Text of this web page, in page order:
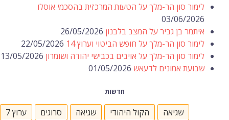
לימור סון הר-מלך על הטעות המרכזית בהסכמי אוסלו
03/06/2026
איתמר בן גביר על המצב בלבנון 26/05/2026
לימור סון הר-מלך על חופש הביטוי וערוץ 14
22/05/2026
לימור סון הר-מלך על אויבים בכבישי יהודה ושומרון 13/05/2026
שבועת אמונים לדעאש 01/05/2026
חדשות
ערוץ 7 סרוגים שגיאה הקול היהודי
שגיאה